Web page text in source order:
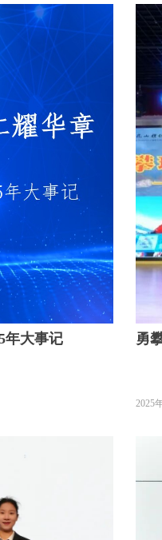
年大事记
勇
2025